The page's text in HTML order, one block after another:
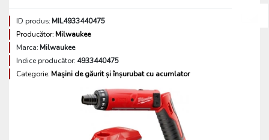
ID produs:MIL4933440475
Producător:Milwaukee
Marca:Milwaukee
Indice producător: 4933440475
Categorie:Mașini de găurit și înșurubat cu acumlator